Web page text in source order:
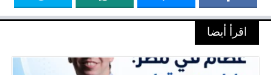
اقرأ أيضا